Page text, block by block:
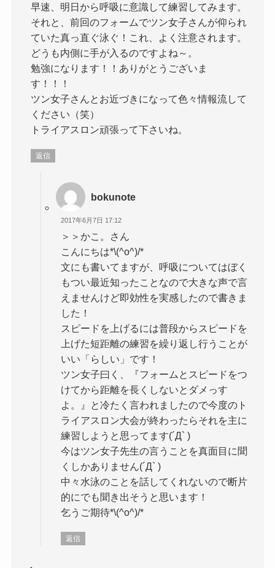
早速、明日から呼吸に意識して練習してみます。
それと、前回のフォームでツン女子さんが仰られ
ていた真っ直ぐ泳ぐ！これ、よく注意されます。
どうも内側に手が入るのですよね～。
勉強になります！！ありがとうございま
す！！！
ツン女子さんとお近づきになって色々情報流して
ください（笑）
トライアスロン頑張って下さいね。
返信
bokunote
2017年6月7日 17:12
＞＞かこ。さん
こんにちは*\(^o^)/*
文にも書いてますが、呼吸についてはぼく
もつい最近知ったことなので大きな声で言
えませんけど即効性を実感したので書きま
した！
スピードを上げるには普段からスピードを
上げた短距離の練習を繰り返し行うことが
いい「らしい」です！
ツン女子曰く、『フォームとスピードをつ
けてから距離を長くしないとダメっす
よ。』と冷たく言われましたので今度のト
ライアスロン大会が終わったらそれを主に
練習しようと思ってます(´Д` )
今はツン女子先生の言うことを真面目に聞
くしかありません(´Д` )
中々水泳のことを話してくれないので断片
的にでも聞き出そうと思います！
乞うご期待*\(^o^)/*
返信